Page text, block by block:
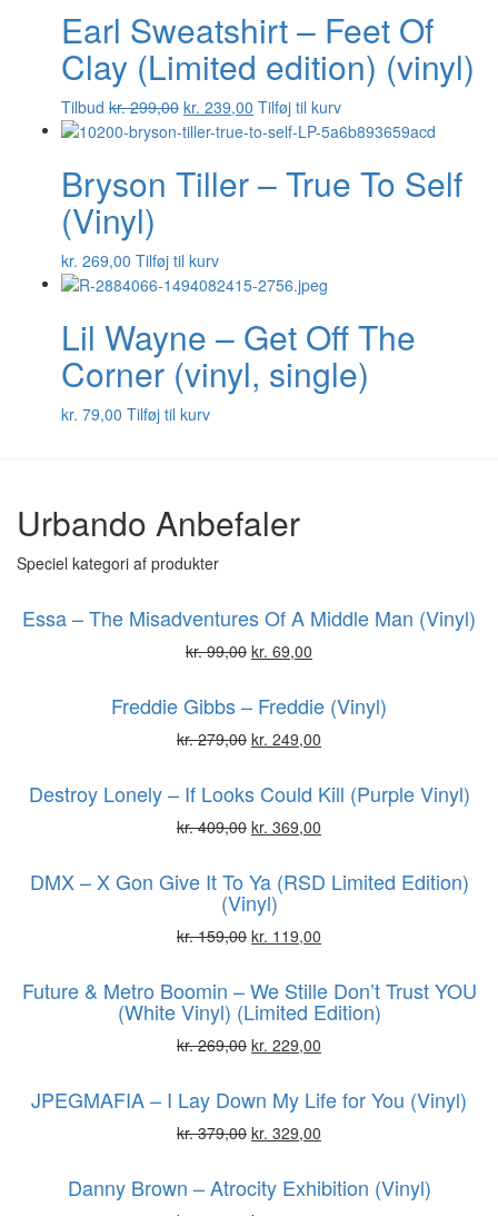
Earl Sweatshirt – Feet Of
Clay (Limited edition) (vinyl)
Tilbud kr.299,00 kr. 239,00 Tilføj til kurv
Bryson Tiller – True To Self
(Vinyl)
kr. 269,00 Tilføj til kurv
Lil Wayne – Get Off The
Corner (vinyl, single)
kr. 79,00 Tilføj til kurv
Urbando Anbefaler
Speciel kategori af produkter
Essa – The Misadventures Of A Middle Man (Vinyl)
kr.99,00 kr. 69,00
Freddie Gibbs – Freddie (Vinyl)
kr.279,00 kr. 249,00
Destroy Lonely – If Looks Could Kill (Purple Vinyl)
kr.409,00 kr. 369,00
DMX – X Gon Give It To Ya (RSD Limited Edition)
(Vinyl)
kr.159,00 kr. 119,00
Future & Metro Boomin – We Stille Don’t Trust YOU
(White Vinyl) (Limited Edition)
kr.269,00 kr. 229,00
JPEGMAFIA – I Lay Down My Life for You (Vinyl)
kr.379,00 kr. 329,00
Danny Brown – Atrocity Exhibition (Vinyl)